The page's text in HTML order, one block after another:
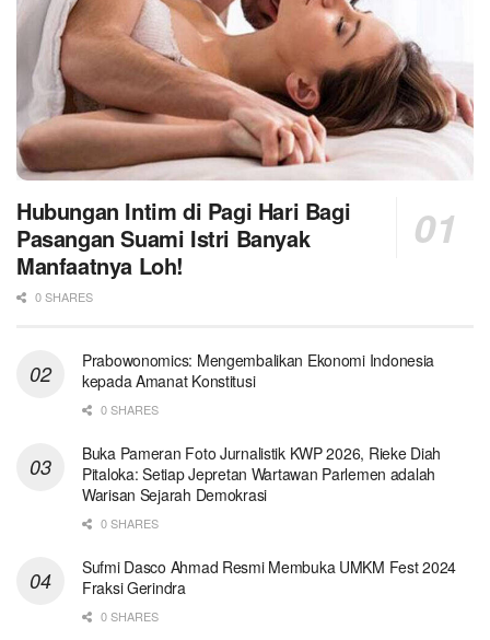
Hubungan Intim di Pagi Hari Bagi
Pasangan Suami Istri Banyak
Manfaatnya Loh!
0 SHARES
Prabowonomics: Mengembalikan Ekonomi Indonesia
kepada Amanat Konstitusi
0 SHARES
Buka Pameran Foto Jurnalistik KWP 2026, Rieke Diah
Pitaloka: Setiap Jepretan Wartawan Parlemen adalah
Warisan Sejarah Demokrasi
0 SHARES
Sufmi Dasco Ahmad Resmi Membuka UMKM Fest 2024
Fraksi Gerindra
0 SHARES